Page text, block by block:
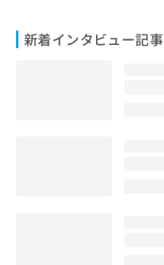
新着インタビュー記事